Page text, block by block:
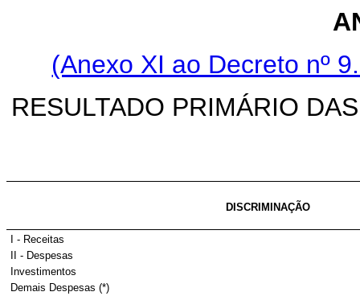
(Anexo XI ao Decreto nº
RESULTADO PRIMÁRIO
DISCRIMINAÇÃO
I - Receitas
II - Despesas
Investimentos
Demais Despesas (*)